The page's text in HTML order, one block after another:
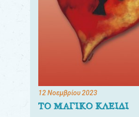
12 Νοεμβρίου 2023
ΤΟ ΜΑΓΙΚΟ ΚΛΕΙΔΙ